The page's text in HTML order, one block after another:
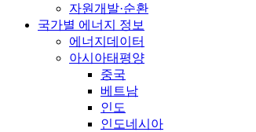
자원개발·순환
국가별 에너지 정보
에너지데이터
아시아태평양
중국
베트남
인도
인도네시아